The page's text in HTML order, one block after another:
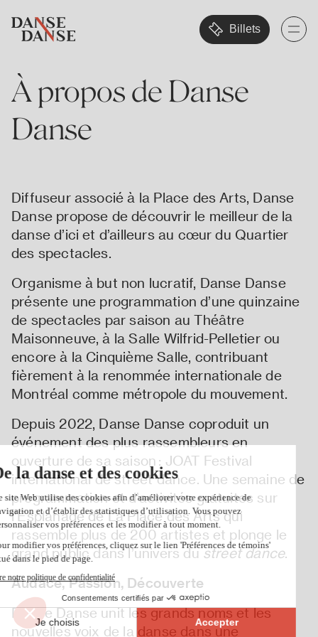
Billets
Àpropos de Danse
Danse
Diffuseur associé à la Place des Arts, Danse
Danse propose de découvrir le meilleur de la
danse d’ici et d’ailleurs au cœur du Quartier
des spectacles.
Organisme à but non lucratif, Danse Danse
présente une programmation d’une quinzaine
de spectacles par saison au Théâtre
Maisonneuve, à la Salle Wilfrid-Pelletier ou
encore à la Cinquième Salle, contribuant
fièrement à la renommée internationale de
Montréal comme métropole du mouvement.
Depuis 2022, Danse Danse coproduit un
événement des plus rassembleurs en
ouverture de sa saison : JOAT Festival
international de street dance. Une semaine de
programmation et d’activités gratuites sur
l’Esplanade de La Place des Arts qui
rassemble plus de 200 artistes et plonge le
grand public dans l’univers dustreet dance.
Audace, Passion, Découverte
Danse Danse unit les grands noms et les
nouvelles voix de la danse dans une